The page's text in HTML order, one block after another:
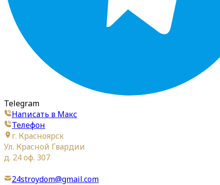
Telegram
Написать в Макс
Телефон
г. Красноярск
Ул. Красной Гвардии
д. 24 оф. 307
24stroydom@gmail.com